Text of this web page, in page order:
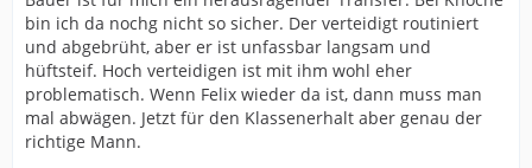
bin ich da nochg nicht so sicher. Der verteidigt routiniert
und abgebrüht, aber er ist unfassbar langsam und
hüftsteif. Hoch verteidigen ist mit ihm wohl eher
problematisch. Wenn Felix wieder da ist, dann muss man
mal abwägen. Jetzt für den Klassenerhalt aber genau der
richtige Mann.